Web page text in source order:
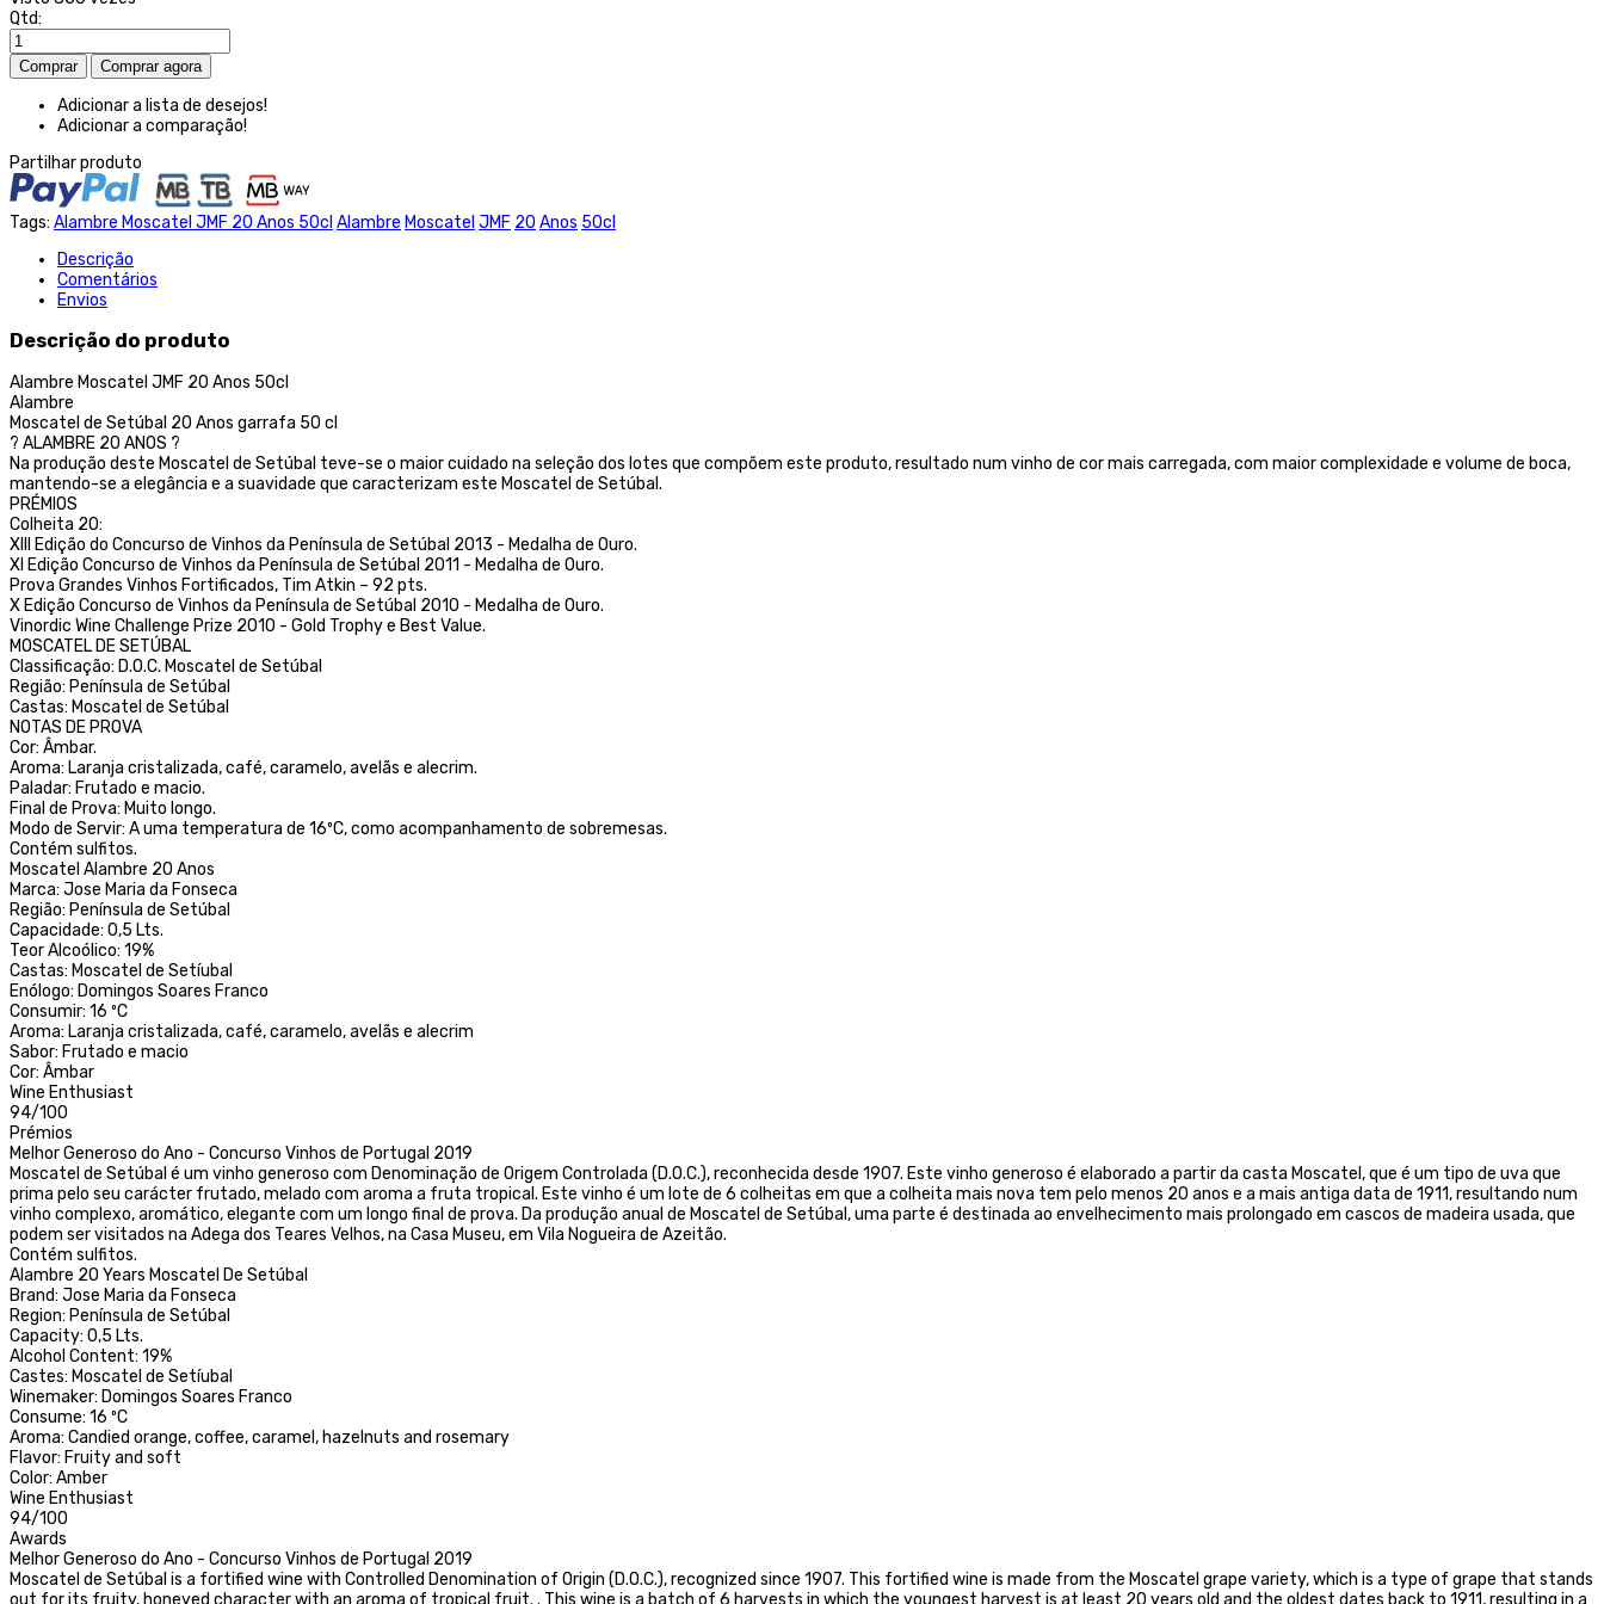
Qtd:
Adicionar a lista de desejos!
Adicionar a comparação!
Partilhar produto
Tags: Alambre Moscatel JMF 20 Anos 50cl Alambre Moscatel JMF 20 Anos 50cl
Descrição
Comentários
Envios
Descrição do produto
Alambre Moscatel JMF 20 Anos 50cl
Alambre
Moscatel de Setúbal 20 Anos garrafa 50 cl
? ALAMBRE 20 ANOS ?
Na produção deste Moscatel de Setúbal teve-se o maior cuidado na seleção dos lotes que compõem este produto, resultado num vinho de cor mais carregada, com maior complexidade e volume de boca,
mantendo-se a elegância e a suavidade que caracterizam este Moscatel de Setúbal.
PRÉMIOS
Colheita 20:
XIII Edição do Concurso de Vinhos da Península de Setúbal 2013 - Medalha de Ouro.
XI Edição Concurso de Vinhos da Península de Setúbal 2011 - Medalha de Ouro.
Prova Grandes Vinhos Fortificados, Tim Atkin – 92 pts.
X Edição Concurso de Vinhos da Península de Setúbal 2010 - Medalha de Ouro.
Vinordic Wine Challenge Prize 2010 - Gold Trophy e Best Value.
MOSCATEL DE SETÚBAL
Classificação: D.O.C. Moscatel de Setúbal
Região: Península de Setúbal
Castas: Moscatel de Setúbal
NOTAS DE PROVA
Cor: Âmbar.
Aroma: Laranja cristalizada, café, caramelo, avelãs e alecrim.
Paladar: Frutado e macio.
Final de Prova: Muito longo.
Modo de Servir: A uma temperatura de 16ºC, como acompanhamento de sobremesas.
Contém sulfitos.
Moscatel Alambre 20 Anos
Marca: Jose Maria da Fonseca
Região: Península de Setúbal
Capacidade: 0,5 Lts.
Teor Alcoólico: 19%
Castas: Moscatel de Setíubal
Enólogo: Domingos Soares Franco
Consumir: 16 ºC
Aroma: Laranja cristalizada, café, caramelo, avelãs e alecrim
Sabor: Frutado e macio
Cor: Âmbar
Wine Enthusiast
94/100
Prémios
Melhor Generoso do Ano - Concurso Vinhos de Portugal 2019
Moscatel de Setúbal é um vinho generoso com Denominação de Origem Controlada (D.O.C.), reconhecida desde 1907. Este vinho generoso é elaborado a partir da casta Moscatel, que é um tipo de uva que
prima pelo seu carácter frutado, melado com aroma a fruta tropical. Este vinho é um lote de 6 colheitas em que a colheita mais nova tem pelo menos 20 anos e a mais antiga data de 1911, resultando num
vinho complexo, aromático, elegante com um longo final de prova. Da produção anual de Moscatel de Setúbal, uma parte é destinada ao envelhecimento mais prolongado em cascos de madeira usada, que
podem ser visitados na Adega dos Teares Velhos, na Casa Museu, em Vila Nogueira de Azeitão.
Contém sulfitos.
Alambre 20 Years Moscatel De Setúbal
Brand: Jose Maria da Fonseca
Region: Península de Setúbal
Capacity: 0,5 Lts.
Alcohol Content: 19%
Castes: Moscatel de Setíubal
Winemaker: Domingos Soares Franco
Consume: 16 ºC
Aroma: Candied orange, coffee, caramel, hazelnuts and rosemary
Flavor: Fruity and soft
Color: Amber
Wine Enthusiast
94/100
Awards
Melhor Generoso do Ano - Concurso Vinhos de Portugal 2019
Moscatel de Setúbal is a fortified wine with Controlled Denomination of Origin (D.O.C.), recognized since 1907. This fortified wine is made from the Moscatel grape variety, which is a type of grape that stands
out for its fruity, honeyed character with an aroma of tropical fruit. . This wine is a batch of 6 harvests in which the youngest harvest is at least 20 years old and the oldest dates back to 1911, resulting in a